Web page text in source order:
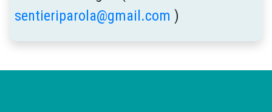
sentieriparola@gmail.com )